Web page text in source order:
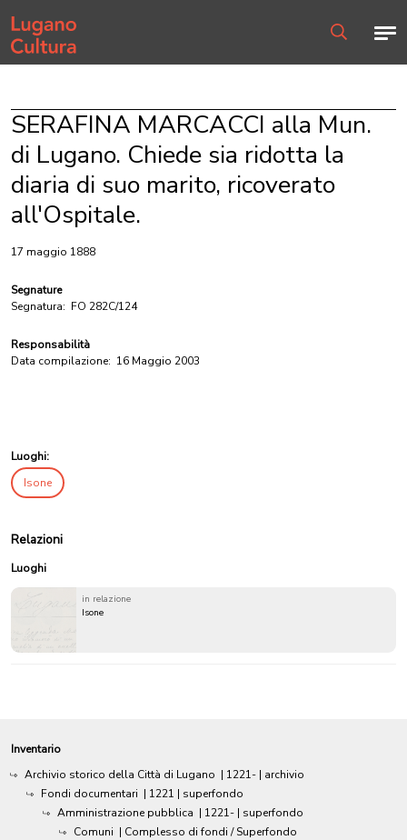
Home page
SERAFINA MARCACCI alla Mun.
di Lugano. Chiede sia ridotta la
diaria di suo marito, ricoverato
all'Ospitale.
17 maggio 1888
Segnature
Segnatura: FO 282C/124
Responsabilità
Data compilazione: 16 Maggio 2003
Luoghi:
Isone
Relazioni
Luoghi
in relazione
Isone
Inventario
Archivio storico della Città di Lugano | 1221- | archivio
Fondi documentari | 1221 | superfondo
Amministrazione pubblica | 1221- | superfondo
Comuni | Complesso di fondi / Superfondo